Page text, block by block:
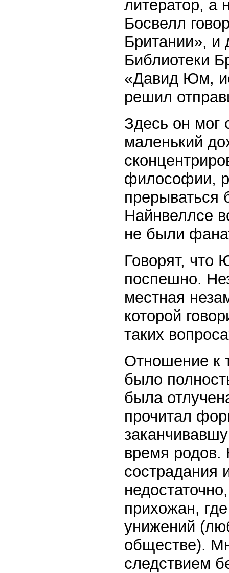
литератор, а
Босвелл
Британии», и
Библиотеки
«Давид Юм,
решил
Здесь он мог
маленький
философии,
прерываться
Найнвеллсе
не были
Говорят, что
поспешно.
местная
которой
таких
Отношение к
было
была
прочитал
время родов.
сострадания
прихожан,
унижений
обществе).
следствием